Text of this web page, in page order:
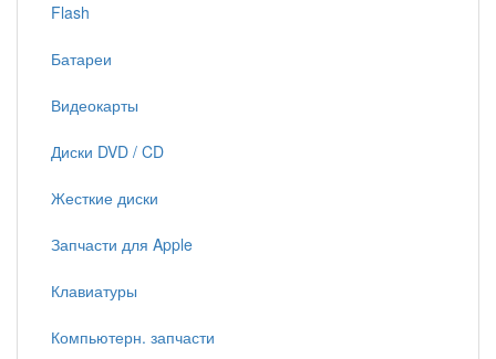
Flash
Батареи
Видеокарты
Диски DVD / CD
Жесткие диски
Запчасти для Apple
Клавиатуры
Компьютерн. запчасти